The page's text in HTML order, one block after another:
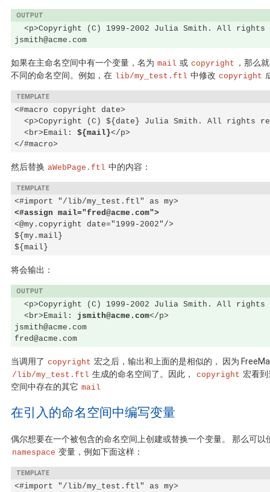
<p>Copyright (C) 1999-2002 Julia Smith. All rights
jsmith@acme.com
如果在主命名空间中有一个变量，名为 mail 或 copyright ，那么
不同的命名空间。例如，在 lib/my_test.ftl 中修改 copyright
<#macro copyright date>
<p>Copyright (C) ${date} Julia Smith. All rights
  <br>Email:
${mail}</p>
</#macro>
然后替换 aWebPage.ftl 中的内容：
<#assign mail="fred@acme.com">
<@my.copyright date="1999-2002"/>
${my.mail}
${mail}
将会输出：
<p>Copyright (C) 1999-2002 Julia Smith. All rights
  <br>Email:
jsmith@acme.com</p>
jsmith@acme.com
fred@acme.com
当调用了 copyright 宏之后，输出和上面的是相似的， 因为
/lib/my_test.ftl 生成的命名空间了。因此， copyright 宏看
空间中存在的其它 mail
在引入的命名空间中编写变量
偶尔想要在一个被包含的命名空间上创建或替换一个变量。 那么可以
namespace 变量，例如下面这样：
<#import "/lib/my_test.ftl" as my>